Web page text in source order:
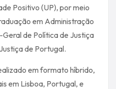
Positivo (UP), por meio
em Administração
de Política de Justiça
de Portugal.
em formato híbrido,
em Lisboa, Portugal, e